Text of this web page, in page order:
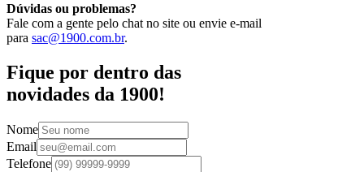
Dúvidas ou problemas?
Fale com a gente pelo chat no site ou envie e-mail
para sac@1900.com.br.
Fique por dentro das
novidades da 1900!
Nome
Email
Telefone